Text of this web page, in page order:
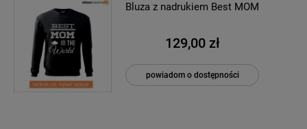
Bluza z nadrukiem Best MOM
129,00 zł
powiadom o dostępności